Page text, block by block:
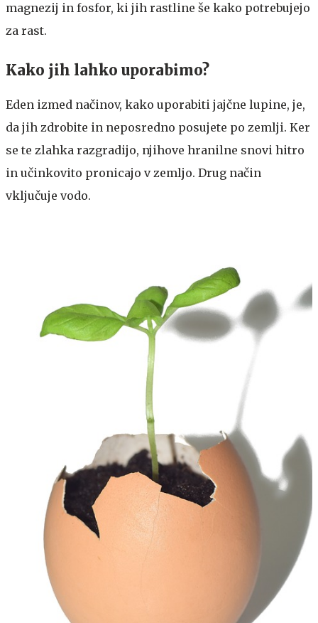
magnezij in fosfor, ki jih rastline še kako potrebujejo
za rast.
Kako jih lahko uporabimo?
Eden izmed načinov, kako uporabiti jajčne lupine, je,
da jih zdrobite in neposredno posujete po zemlji. Ker
se te zlahka razgradijo, njihove hranilne snovi hitro
in učinkovito pronicajo v zemljo. Drug način
vključuje vodo.